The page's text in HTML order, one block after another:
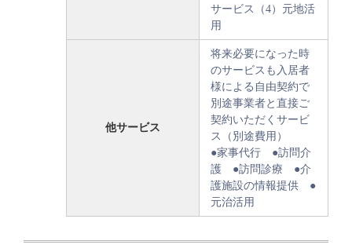
サービス（4）元地活
用
他サービス
将来必要になった時
のサービスも入居者
様による自由契約で
別途事業者と直接ご
契約いただくサービ
ス（別途費用）
●家事代行 ●訪問介
護 ●訪問診療 ●介
護施設の情報提供 ●
元治活用